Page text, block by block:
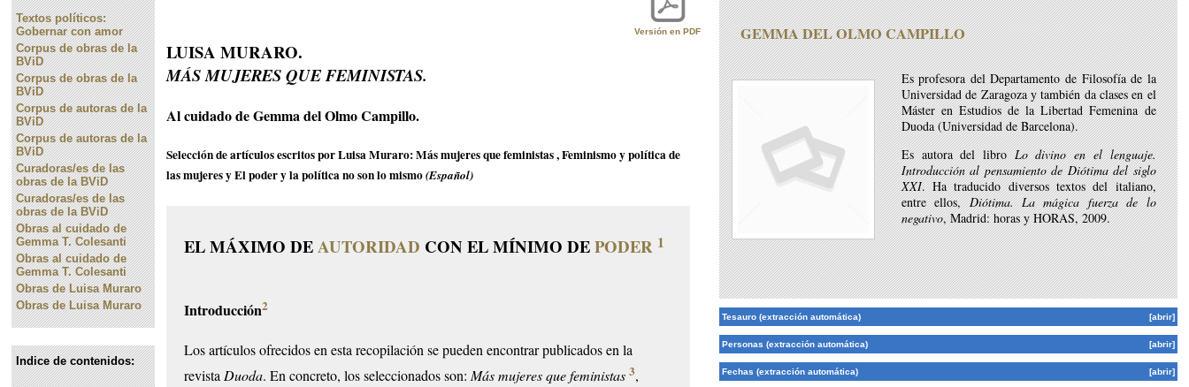
Textos políticos:
Gobernar con amor
Corpus de obras de la
BViD
Corpus de obras de la
BViD
Corpus de autoras de la
BViD
Corpus de autoras de la
BViD
Curadoras/es de las
obras de la BViD
Curadoras/es de las
obras de la BViD
Obras al cuidado de
Gemma T. Colesanti
Obras al cuidado de
Gemma T. Colesanti
Obras de Luisa Muraro
Obras de Luisa Muraro
Indice de contenidos:
Versión en PDF
LUISA MURARO.
MÁS MUJERES QUE FEMINISTAS.
Al cuidado de Gemma del Olmo Campillo.
Selección de artículos escritos por Luisa Muraro: Más mujeres que feministas , Feminismo y política de
las mujeres y El poder y la política no son lo mismo(Español)
EL MÁXIMO DEAUTORIDAD CON EL MÍNIMO DEPODER 1
Introducción2
Los artículos ofrecidos en esta recopilación se pueden encontrar publicados en la
revistaDuoda. En concreto, los seleccionados son:Más mujeres que feministas 3,
GEMMADEL OLMOCAMPILLO
Es profesora del Departamento de Filosofía de la
Universidad de Zaragoza y también da clases en el
Máster en Estudios de la Libertad Femenina de
Duoda (Universidad de Barcelona).
Es autora del libroLo divino en el lenguaje.
Introducción al pensamiento de Diótima del siglo
XXI. Ha traducido diversos textos del italiano,
entre ellos,Diótima. La mágica fuerza de lo
negativo, Madrid: horas y HORAS, 2009.
[abrir]
Tesauro (extracción automática)
[abrir]
Personas (extracción automática)
[abrir]
Fechas (extracción automática)